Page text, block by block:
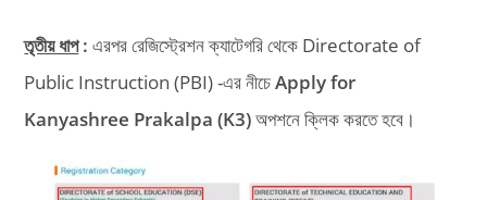
তৃতীয় ধাপ: এরপর রেজিস্ট্রেশন ক্যাটেগরি থেকে Directorate of
Public Instruction (PBI) -এর নীচেApply for
Kanyashree Prakalpa (K3)অপশনে ক্লিক করতে হবে।